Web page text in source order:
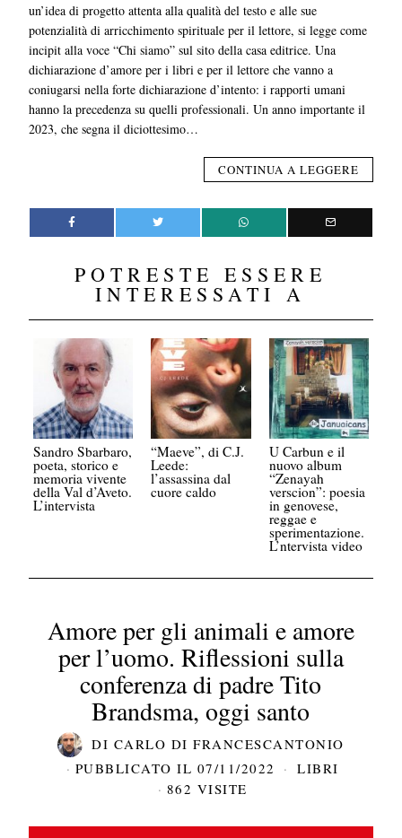
un’idea di progetto attenta alla qualità del testo e alle sue
potenzialità di arricchimento spirituale per il lettore, si legge come
incipit alla voce “Chi siamo” sul sito della casa editrice. Una
dichiarazione d’amore per i libri e per il lettore che vanno a
coniugarsi nella forte dichiarazione d’intento: i rapporti umani
hanno la precedenza su quelli professionali. Un anno importante il
2023, che segna il diciottesimo…
CONTINUA A LEGGERE
POTRESTE ESSERE
INTERESSATI A
Sandro Sbarbaro,
poeta, storico e
memoria vivente
della Val d’Aveto.
L’intervista
“Maeve”, di C.J.
Leede:
l’assassina dal
cuore caldo
U Carbun e il
nuovo album
“Zenayah
verscion”: poesia
in genovese,
reggae e
sperimentazione.
L’ntervista video
Amore per gli animali e amore
per l’uomo. Riflessioni sulla
conferenza di padre Tito
Brandsma, oggi santo
DI CARLO DI FRANCESCANTONIO
PUBBLICATO IL 07/11/2022
LIBRI
862 VISITE